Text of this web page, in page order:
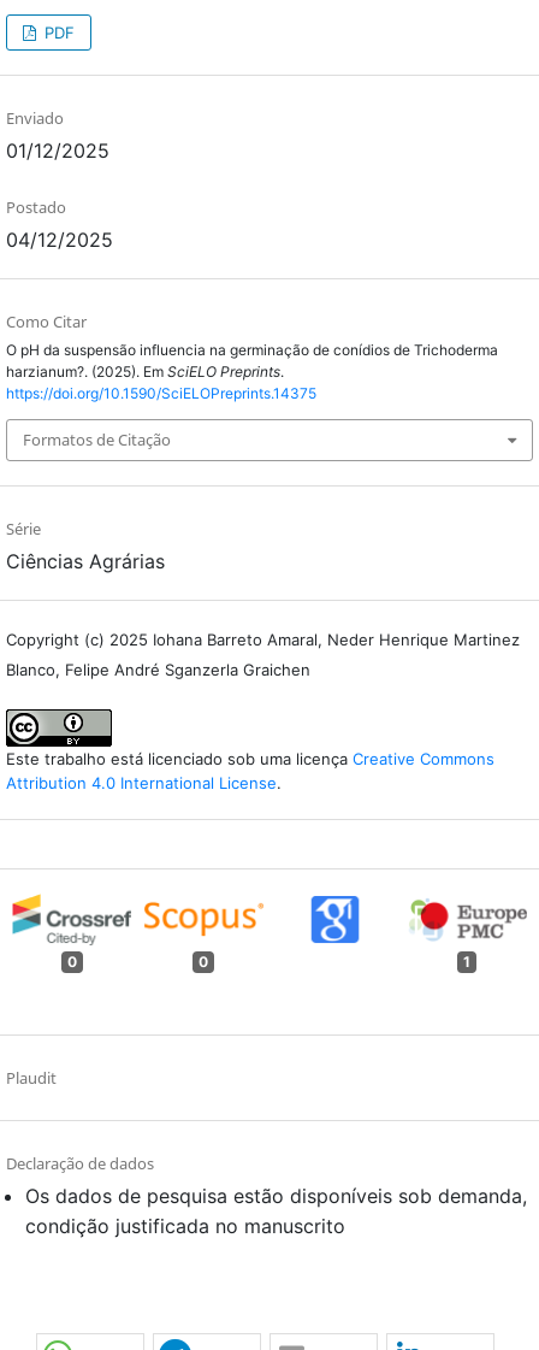
PDF
Enviado
01/12/2025
Postado
04/12/2025
Como Citar
O pH da suspensão influencia na germinação de conídios de Trichoderma
harzianum?. (2025). Em SciELO Preprints.
https://doi.org/10.1590/SciELOPreprints.14375
Formatos de Citação
Série
Ciências Agrárias
Copyright (c) 2025 Iohana Barreto Amaral, Neder Henrique Martinez
Blanco, Felipe André Sganzerla Graichen
Este trabalho está licenciado sob uma licença Creative Commons
Attribution 4.0 International License.
0 0 1
Plaudit
Declaração de dados
Os dados de pesquisa estão disponíveis sob demanda,
condição justificada no manuscrito